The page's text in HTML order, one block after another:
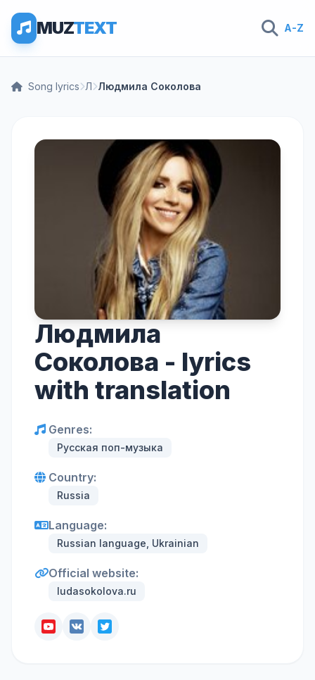
MUZTEXT A-Z
Song lyrics Л Людмила Соколова
Людмила
Соколова - lyrics
with translation
Genres:
Русская поп-музыка
Country:
Russia
Language:
Russian language, Ukrainian
Official website:
ludasokolova.ru